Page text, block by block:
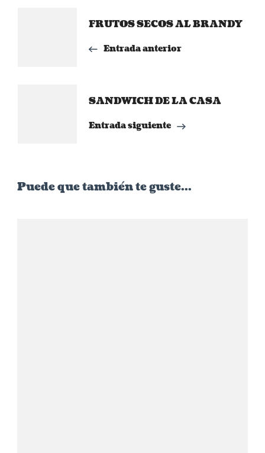
NavegaciónFRUTOS SECOS AL BRANDY
Entrada anterior
SANDWICH DE LA CASA
Entrada siguiente
Puede que también te guste...